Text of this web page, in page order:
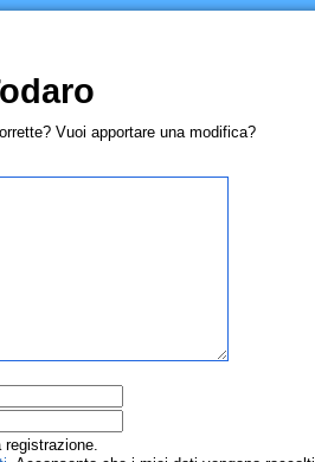
Vuoi apportare una modifica?
registrazione.